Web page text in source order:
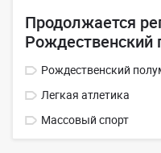
Продолжается
Рождественский
Рождественский
Легкая атлетика
Массовый спорт